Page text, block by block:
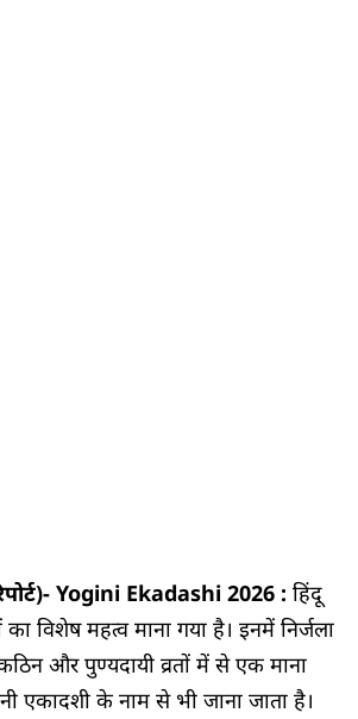
Yogini Ekadashi 2026 : हिंदू
का विशेष महत्व माना गया है। इनमें निर्जला
और पुण्यदायी व्रतों में से एक माना
एकादशी के नाम से भी जाना जाता है।